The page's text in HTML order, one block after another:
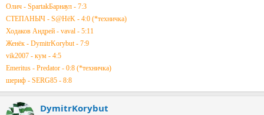
Олич - SpartakБарнаул - 7:3
СТЕПАНЫЧ - S@HёK - 4:0 (*техничка)
Ходаков Андрей - vaval - 5:11
Женёк - DymitrKorybut - 7:9
vik2007 - кум - 4:5
Emeritus - Predator - 0:8 (*техничка)
шериф - SERG85 - 8:8
DymitrKorybut